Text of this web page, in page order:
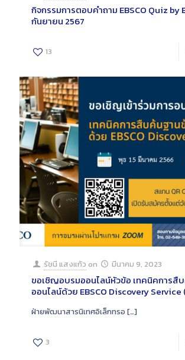
กิจกรรมการตอบคำถาม EBSCO Quiz by
กันยายน 2567
13
รัชนี แสงแก้ว on มีนาคม 9, 2023
ขอเชิญอบรมออนไลน์หัวข้อ เทคนิคการสื
ออนไลน์ด้วย EBSCO Discovery Service
ฝ่ายพัฒนาสารนิเทศอิเล็กทรอ […]
3